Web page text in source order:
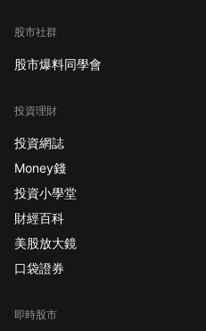
股市社群
股市爆料同學會
投資理財
投資網誌
Money錢
投資小學堂
財經百科
美股放大鏡
口袋證券
即時股市